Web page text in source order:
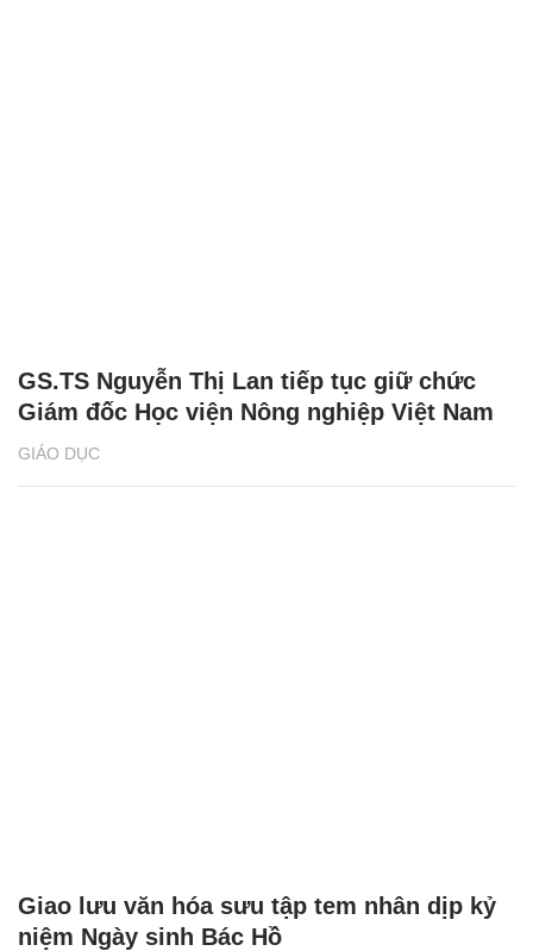
GIÁO DỤC
GS.TS Nguyễn Thị Lan tiếp tục giữ chức
Giám đốc Học viện Nông nghiệp Việt Nam
Giao lưu văn hóa sưu tập tem nhân dịp kỷ
niệm Ngày sinh Bác Hồ